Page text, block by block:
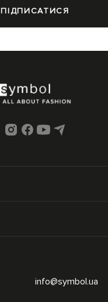
ПІДПИСАТИСЯ
info@symbol.ua